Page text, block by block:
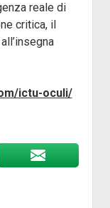
reale di
critica, il
ictu-oculi/